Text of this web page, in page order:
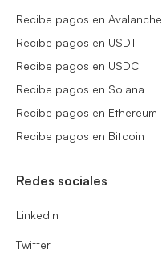
Recibe pagos en Avalanche
Recibe pagos en USDT
Recibe pagos en USDC
Recibe pagos en Solana
Recibe pagos en Ethereum
Recibe pagos en Bitcoin
Redes sociales
LinkedIn
Twitter